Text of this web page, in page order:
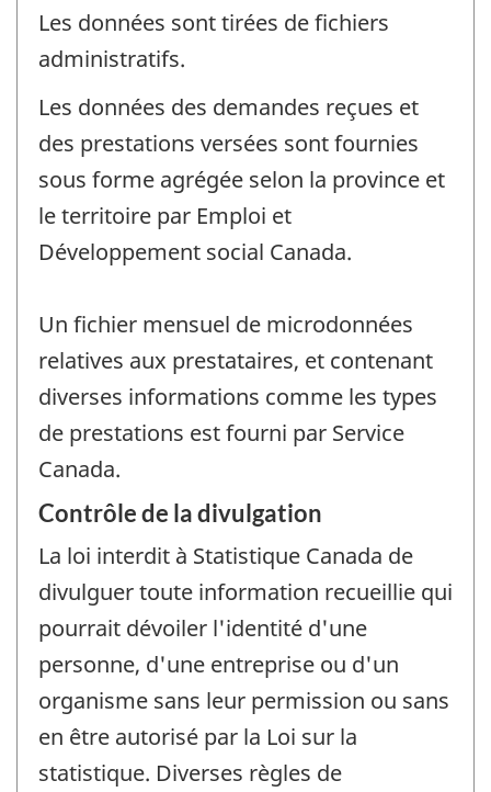
Les données sont tirées de fichiers
administratifs.
Les données des demandes reçues et
des prestations versées sont fournies
sous forme agrégée selon la province et
le territoire par Emploi et
Développement social Canada.
Un fichier mensuel de microdonnées
relatives aux prestataires, et contenant
diverses informations comme les types
de prestations est fourni par Service
Canada.
Contrôle de la divulgation
La loi interdit à Statistique Canada de
divulguer toute information recueillie qui
pourrait dévoiler l'identité d'une
personne, d'une entreprise ou d'un
organisme sans leur permission ou sans
en être autorisé par la Loi sur la
statistique. Diverses règles de